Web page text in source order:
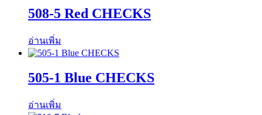
508-5 Red CHECKS
อ่านเพิ่ม
505-1 Blue CHECKS
อ่านเพิ่ม